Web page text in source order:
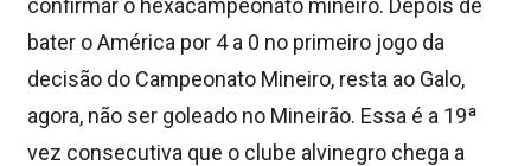
confirmar o hexacampeonato mineiro. Depois de
bater o América por 4 a 0 no primeiro jogo da
decisão do Campeonato Mineiro, resta ao Galo,
agora, não ser goleado no Mineirão. Essa é a 19ª
vez consecutiva que o clube alvinegro chega a